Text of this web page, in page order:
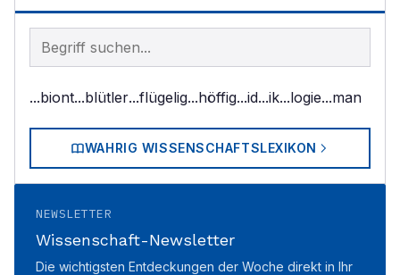
Begriff im Lexikon suchen
...biont...blütler...flügelig...höffig...id...ik...logie...man
WAHRIG WISSENSCHAFTSLEXIKON
NEWSLETTER
Wissenschaft-Newsletter
Die wichtigsten Entdeckungen der Woche direkt in Ihr